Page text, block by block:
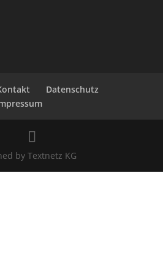
Datenschutz
by Textnetz KG